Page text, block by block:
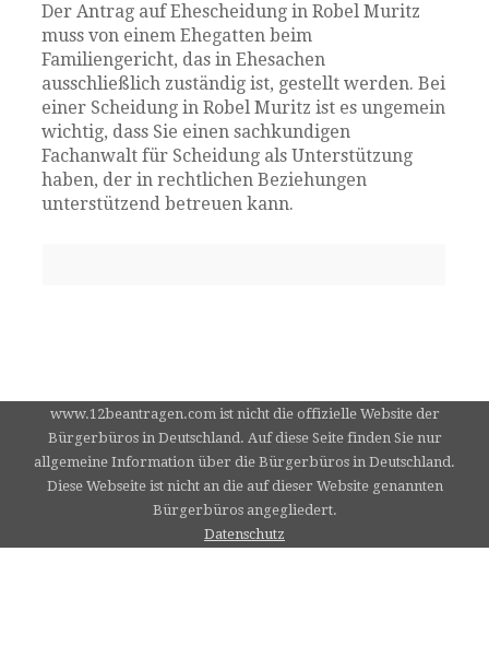
Der Antrag auf Ehescheidung in Robel Muritz
muss von einem Ehegatten beim
Familiengericht, das in Ehesachen
ausschließlich zuständig ist, gestellt werden. Bei
einer Scheidung in Robel Muritz ist es ungemein
wichtig, dass Sie einen sachkundigen
Fachanwalt für Scheidung als Unterstützung
haben, der in rechtlichen Beziehungen
unterstützend betreuen kann.
www.12beantragen.com ist nicht die offizielle Website der
Bürgerbüros in Deutschland. Auf diese Seite finden Sie nur
allgemeine Information über die Bürgerbüros in Deutschland.
Diese Webseite ist nicht an die auf dieser Website genannten
Bürgerbüros angegliedert.
Datenschutz